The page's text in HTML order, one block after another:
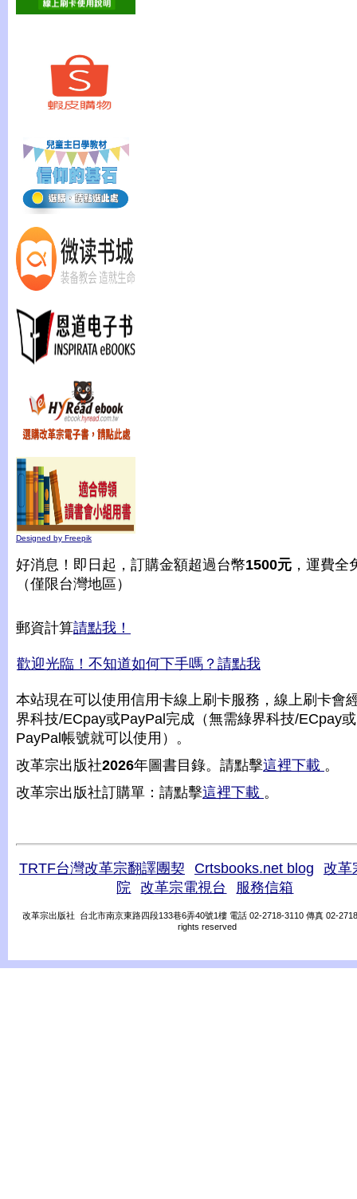
Designed by Freepik
好消息！即日起，訂購金額超過台幣1500元 ，運費全
（僅限台灣地區）
郵資計算請點我！
歡迎光臨！不知道如何下手嗎？請點我
本站現在可以使用信用卡線上刷卡服務，線上刷卡會
界科技/ECpay或PayPal完成（無需綠界科技/ECpay或
PayPal帳號就可以使用）。
改革宗出版社2026年圖書目錄。請點擊這裡下載 。
改革宗出版社訂購單：請點擊這裡下載 。
TRTF台灣改革宗翻譯團契 Crtsbooks.net blog
改革
院
改革宗電視台 服務信箱
改革宗出版社 台北市南京東路四段133巷6弄40號1樓 電話 02-2718-3110 傳真 02-
rights reserved